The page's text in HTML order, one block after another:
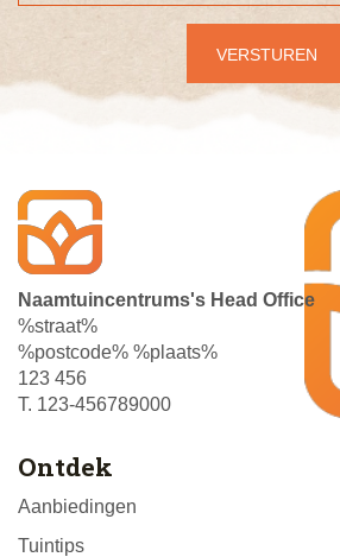
Naamtuincentrums's Head Office
%straat%
%postcode% %plaats%
123 456
T. 123-456789000
Ontdek
Aanbiedingen
Tuintips